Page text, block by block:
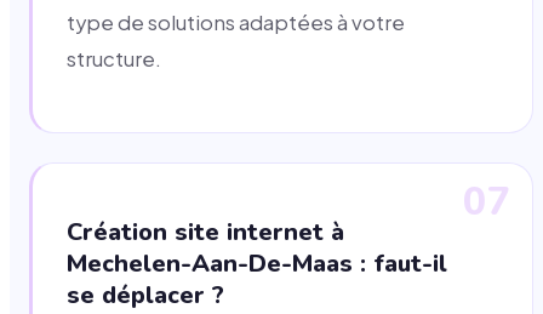
type de solutions adaptées à votre
structure.
07
Création site internet à
Mechelen-Aan-De-Maas : faut-il
se déplacer ?